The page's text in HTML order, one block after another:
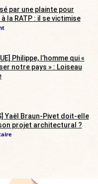
par une plainte pour
la RATP : il se victimise
Philippe, l’homme qui «
notre pays » : Loiseau
Yaël Braun-Pivet doit-elle
projet architectural ?